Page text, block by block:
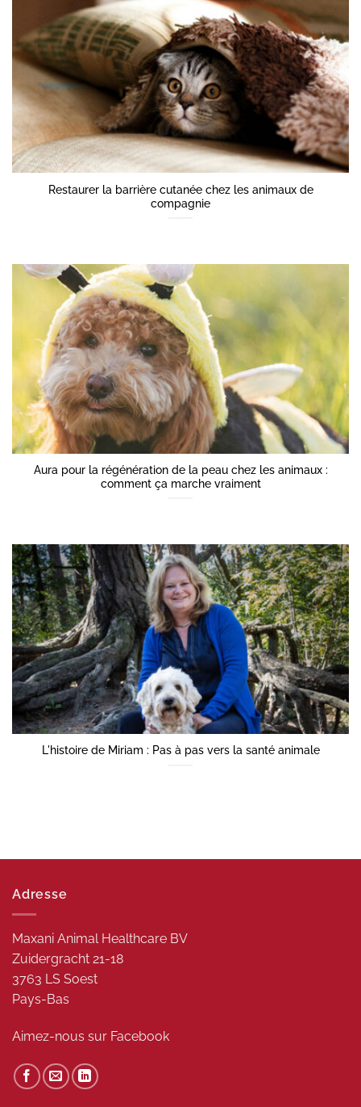
Restaurer la barrière cutanée chez les animaux de
compagnie
Aura pour la régénération de la peau chez les animaux :
comment ça marche vraiment
L'histoire de Miriam : Pas à pas vers la santé animale
Adresse
Maxani Animal Healthcare BV
Zuidergracht 21-18
3763 LS Soest
Pays-Bas
Aimez-nous sur Facebook